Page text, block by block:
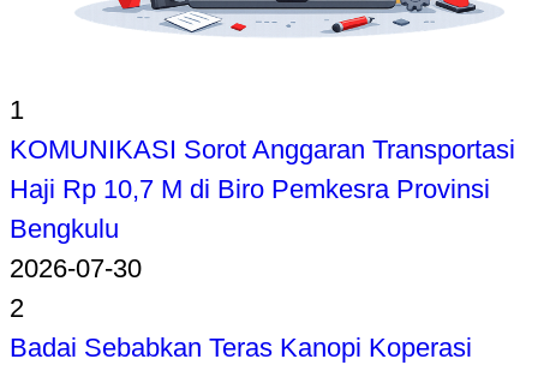
1
KOMUNIKASI Sorot Anggaran Transportasi
Haji Rp 10,7 M di Biro Pemkesra Provinsi
Bengkulu
2026-07-30
2
Badai Sebabkan Teras Kanopi Koperasi